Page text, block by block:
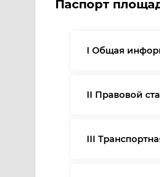
Паспорт
I Общая
II Правовой
III